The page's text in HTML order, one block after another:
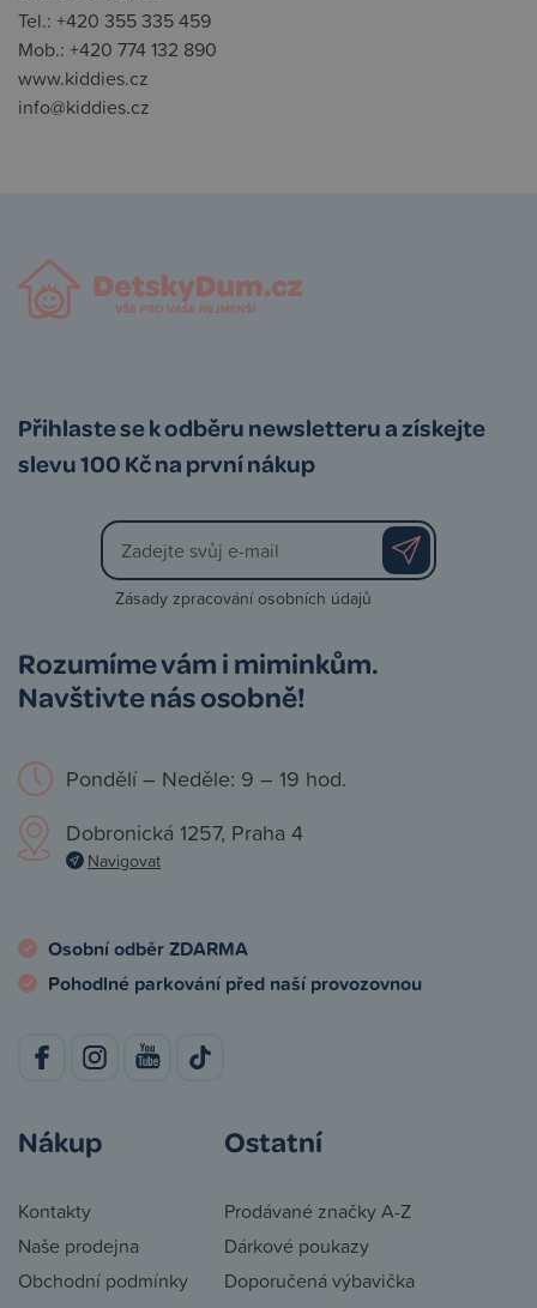
Tel.: +420 355 335 459
Mob.: +420 774 132 890
www.kiddies.cz
info@kiddies.cz
Přihlaste se k odběru newsletteru a získejte
slevu 100 Kč na první nákup
Zásady zpracování osobních údajů
Rozumíme vám i miminkům.
Navštivte nás osobně!
Pondělí – Neděle: 9 – 19 hod.
Dobronická 1257, Praha 4
Navigovat
Osobní odběr ZDARMA
Pohodlné parkování před naší provozovnou
Nákup
Kontakty
Naše prodejna
Obchodní podmínky
Ostatní
Prodávané značky A-Z
Dárkové poukazy
Doporučená výbavička